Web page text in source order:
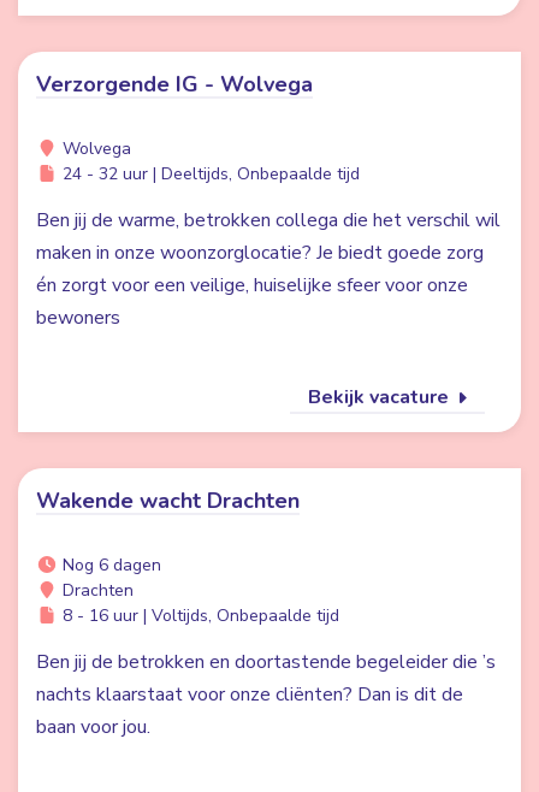
Verzorgende IG - Wolvega
Wolvega
24 - 32 uur | Deeltijds, Onbepaalde tijd
Ben jij de warme, betrokken collega die het verschil wil
maken in onze woonzorglocatie? Je biedt goede zorg
én zorgt voor een veilige, huiselijke sfeer voor onze
bewoners
Bekijk vacature
Wakende wacht Drachten
Nog 6 dagen
Drachten
8 - 16 uur | Voltijds, Onbepaalde tijd
Ben jij de betrokken en doortastende begeleider die ’s
nachts klaarstaat voor onze cliënten? Dan is dit de
baan voor jou.